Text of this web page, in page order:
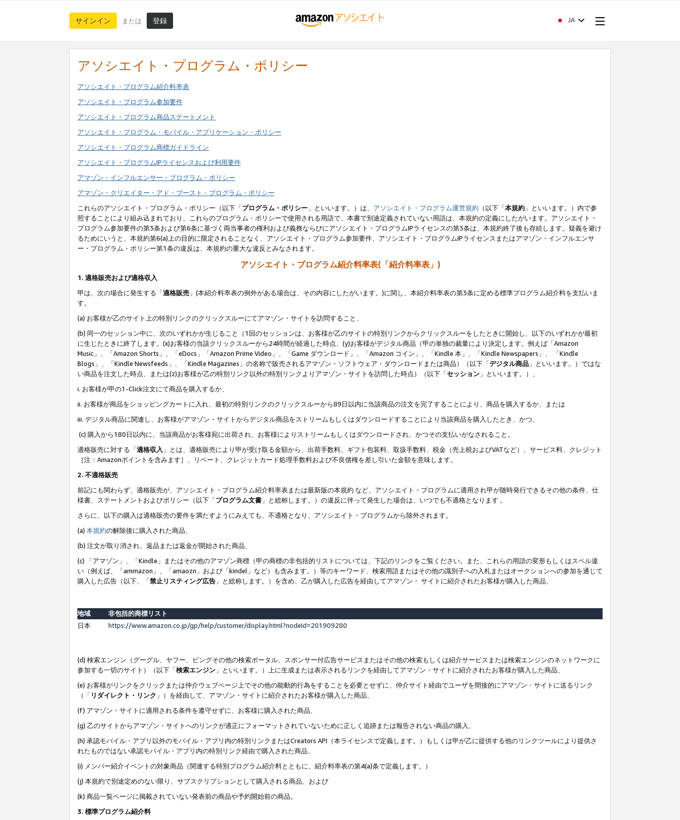
サインイン または 登録 JA
アソシエイト・プログラム・ポリシー
アソシエイト・プログラム紹介料率表
アソシエイト・プログラム参加要件
アソシエイト・プログラム商品ステートメント
アソシエイト・プログラム・モバイル・アプリケーション・ポリシー
アソシエイト・プログラム商標ガイドライン
アソシエイト・プログラムIPライセンスおよび利用要件
アマゾン・インフルエンサー・プログラム・ポリシー
アマゾン・クリエイター・アド・ブースト・プログラム・ポリシー
これらのアソシエイト・プログラム・ポリシー（以下「プログラム・ポリシー 」といいます。）は、 アソシエイト・プログラム運営規約 （以下「本規約 」といいます。）内で参
照することにより組み込まれており、これらのプログラム・ポリシーで使用される用語で、本書で別途定義されていない用語は、本規約の定義にしたがいます。アソシエイト・
プログラム参加要件の第3条および第6条に基づく両当事者の権利および義務ならびにアソシエイト・プログラムIPライセンスの第3条は、本規約終了後も存続します。疑義を避け
るためにいうと、本規約第6(a)上の目的に限定されることなく、アソシエイト・プログラム参加要件、アソシエイト・プログラムIPライセンスまたはアマゾン・インフルエンサ
ー・プログラム・ポリシー第1条の違反は、本規約の重大な違反とみなされます。
アソシエイト・プログラム紹介料率表(「紹介料率表」)
1. 適格販売および適格収入
甲は、次の場合に発生する「適格販売 」(本紹介料率表の例外がある場合は、その内容にしたがいます。)に関し、本紹介料率表の第3条に定める標準プログラム紹介料を支払いま
す。
(a) お客様が乙のサイト上の特別リンクのクリックスルーにてアマゾン・サイトを訪問すること、
(b) 同一のセッション中に、次のいずれかが生じること（1回のセッションは、お客様が乙のサイトの特別リンクからクリックスルーをしたときに開始し、以下のいずれかが最初
に生じたときに終了します。(x)お客様の当該クリックスルーから24時間が経過した時点、(y)お客様がデジタル商品（甲の単独の裁量により決定します。例えば「Amazon
Music」、「Amazon Shorts」、「eDocs」「Amazon Prime Video」、「Game ダウンロード」、「Amazon コイン」、「Kindle 本」、「Kindle Newspapers」、 「Kindle
Blogs」、「Kindle Newsfeeds」、「Kindle Magazines」の名称で販売されるアマゾン・ソフトウェア・ダウンロードまたは商品）（以下「デジタル商品 」といいます。）ではな
い商品を注文した時点、または(z)お客様が乙の特別リンク以外の特別リンクよりアマゾン・サイトを訪問した時点）（以下「セッション 」といいます。）、
i. お客様が甲の1-Click注文にて商品を購入するか、
ii. お客様が商品をショッピングカートに入れ、最初の特別リンクのクリックスルーから89日以内に当該商品の注文を完了することにより、商品を購入するか、または
iii. デジタル商品に関連し、お客様がアマゾン・サイトからデジタル商品をストリームもしくはダウンロードすることにより当該商品を購入したとき、かつ、
(c) 購入から180日以内に、当該商品がお客様宛に出荷され、お客様によりストリームもしくはダウンロードされ、かつその支払いがなされること。
適格販売に対する「適格収入 」とは、適格販売により甲が受け取る金額から、出荷手数料、ギフト包装料、取扱手数料、税金（売上税およびVATなど）、サービス料、クレジット
［注：Amazonポイントを含みます］、リベート、クレジットカード処理手数料および不良債権を差し引いた金額を意味します。
2. 不適格販売
前記にも関わらず、適格販売が、アソシエイト・プログラム紹介料率表または最新版の本規約 など、アソシエイト・プログラムに適用され甲が随時発行できるその他の条件、仕
様書、ステートメントおよびポリシー（以下「プログラム文書 」と総称します。）の違反に伴って発生した場合は、いつでも不適格となります 。
さらに、以下の購入は適格販売の要件を満たすようにみえても、不適格となり、アソシエイト・プログラムから除外されます。
(a) 本規約の解除後に購入された商品、
(b) 注文が取り消され、返品または返金が開始された商品、
(c) 「アマゾン」、「Kindle」またはその他のアマゾン商標（甲の商標の非包括的リストについては、下記のリンクをご覧ください。また、これらの用語の変形もしくはスペル違
い（例えば、「ammazon」、「amaozn」および「kindel」など）も含みます。）等のキーワード、検索用語またはその他の識別子への入札またはオークションへの参加を通じて
購入した広告（以下、「禁止リスティング広告 」と総称します。）を含め、乙が購入した広告を経由してアマゾン・ サイトに紹介されたお客様が購入した商品、
地域
非包括的商標リスト
日本
https://www.amazon.co.jp/gp/help/customer/display.html?nodeId=201909280
(d) 検索エンジン（グーグル、ヤフー、ビングその他の検索ポータル、スポンサー付広告サービスまたはその他の検索もしくは紹介サービスまたは検索エンジンのネットワークに
参加する一切のサイト）（以下「検索エンジン 」といいます。）上に生成または表示されるリンクを経由してアマゾン・サイトに紹介されたお客様が購入した商品、
(e) お客様がリンクをクリックまたは仲介ウェブページ上でその他の能動的行為をすることを必要とせずに、仲介サイト経由でユーザを間接的にアマゾン・サイトに送るリンク
（「 リダイレクト・リンク 」）を経由して、アマゾン・サイトに紹介されたお客様が購入した商品、
(f) アマゾン・サイトに適用される条件を遵守せずに、お客様に購入された商品、
(g) 乙のサイトからアマゾン・サイトへのリンクが適正にフォーマットされていないために正しく追跡または報告されない商品の購入、
(h) 承認モバイル・アプリ以外のモバイル・アプリ内の特別リンクまたはCreators API（本ライセンスで定義します。）もしくは甲が乙に提供する他のリンクツールにより提供さ
れたものではない承認モバイル・アプリ内の特別リンク経由で購入された商品、
(i) メンバー紹介イベントの対象商品（関連する特別プログラム紹介料とともに、紹介料率表の第4(a)条で定義します。）
(j) 本規約で別途定めのない限り、サブスクリプションとして購入される商品、および
(k) 商品一覧ページに掲載されていない発表前の商品や予約開始前の商品。
3. 標準プログラム紹介料